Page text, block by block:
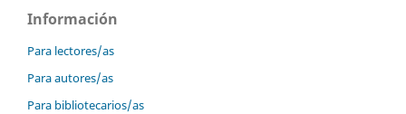
Información
Para lectores/as
Para autores/as
Para bibliotecarios/as